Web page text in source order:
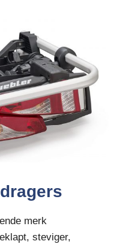
merk
steviger,